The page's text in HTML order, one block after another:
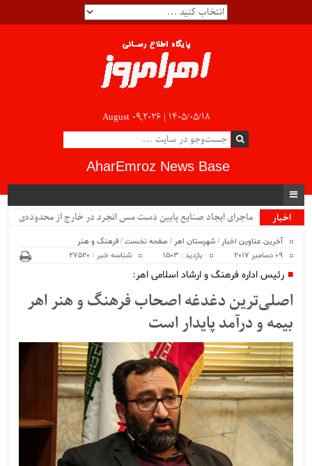
August 09,2026 | ۱۴۰۵/۰۵/۱۸
AharEmroz News Base
اخبار
ماجرای ایجاد صنایع پایین دست مس انجرد در خارج از محدوده‌ی
آخرین عناوین اخبار /شهرستان اهر /صفحه نخست/فرهنگ و هنر
09 دسامبر 2017
بازدید : 1503 شناسه خبر : 27520
رئیس اداره فرهنگ و ارشاد اسلامی اهر:
اصلی‌ترین دغدغه اصحاب فرهنگ و هنر اهر
بیمه و درآمد پایدار است